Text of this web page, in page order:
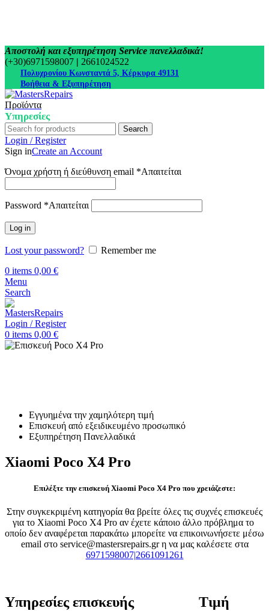
Αποστολή και εξυπηρέτηση Service πανελλαδικά!
(+30)6971598007 | 2661024522
Πολυχρονίου Κωνσταντά 5, Κέρκυρα 49131
Βοήθεια & Εξυπηρέτηση
Προϊόντα
Υπηρεσίες
Search
Login / Register
Sign inCreate an Account
Όνομα χρήστη ή διεύθυνση email *Απαιτείται
Password *Απαιτείται
Log in
Lost your password?
Remember me
0 items 0,00 €
Menu
Search
Login / Register
0 items 0,00 €
Εγγυημένα την χαμηλότερη τιμή
Επισκευή από εξειδικευμένο προσωπικό
Εξυπηρέτηση Πανελλαδικά
Xiaomi Poco X4 Pro
Επιλέξτε την επισκευή Xiaomi Poco X4 Pro που χρειάζεστε:
Στην συγκεκριμένη κατηγορία θα βρείτε όλες τις συχνές επισκευές
για το Xiaomi Poco X4 Pro αν έχετε κάποιο άλλο πρόβλημα το
οποίο δεν αναφέρεται παρακάτω μπορείτε να επικοινωνήσετε μέσω
email στο service@mastersrepairs.gr η να μας καλέσετε στα
6971598007|2661091261
Υπηρεσίες επισκευής Τιμή